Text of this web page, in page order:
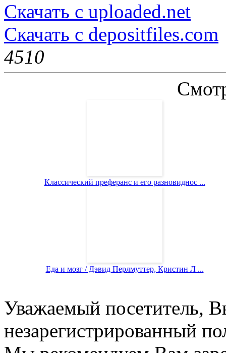
Скачать с uploaded.net
Скачать с depositfiles.com
4510
Классический преферанс и его разновиднос ...
Еда и мозг / Дэвид Перлмуттер, Кристин Л ...
Уважаемый посетитель,
незарегистрированный